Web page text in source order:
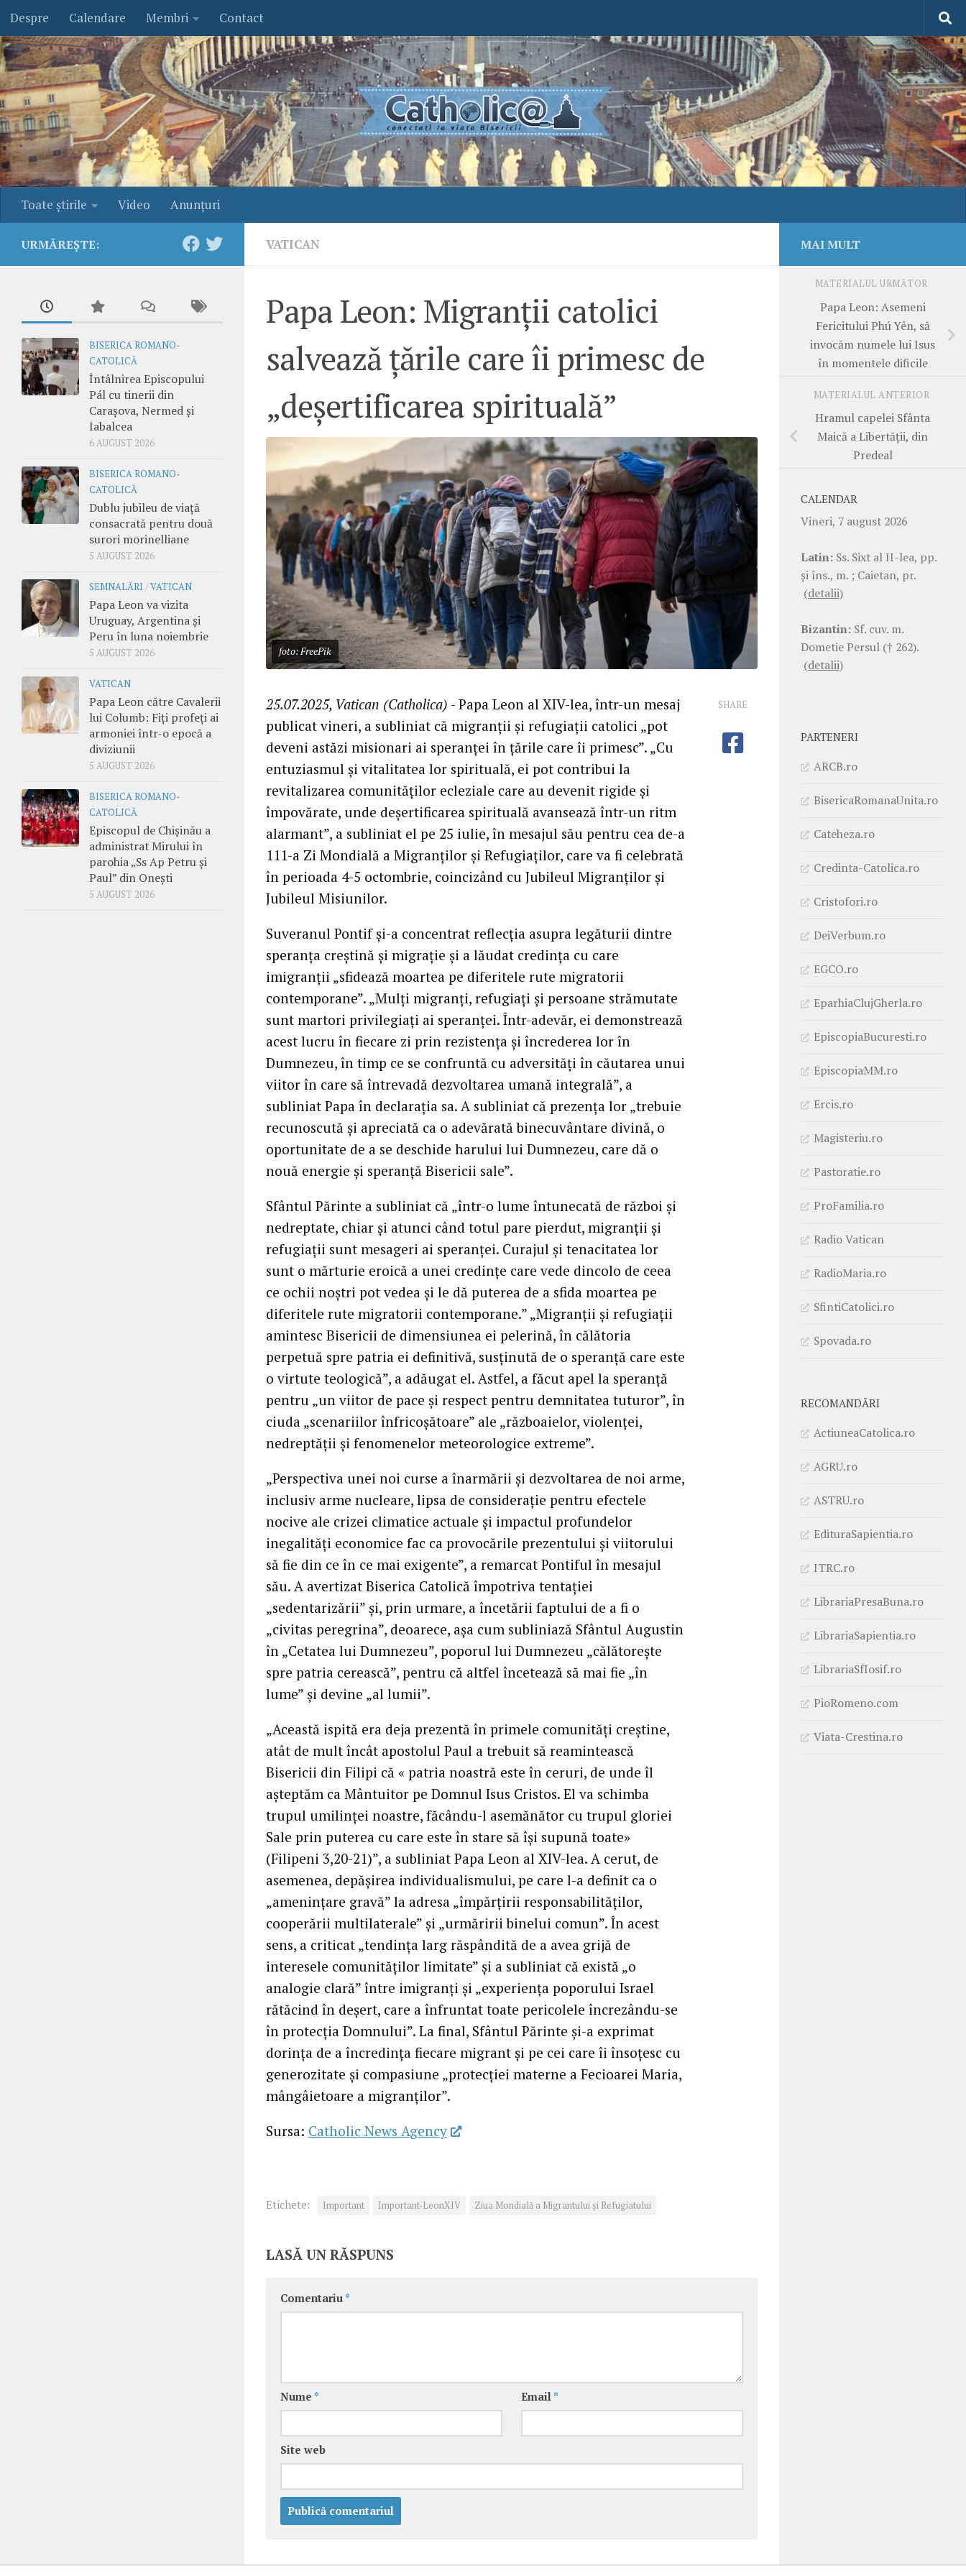
Skip to content
Despre Calendare Membri Contact
Toate ştirile Video Anunţuri
VATICAN
Papa Leon: Migranții catolici
salvează țările care îi primesc de
„deșertificarea spirituală”
foto: FreePik
25.07.2025, Vatican (Catholica) - Papa Leon al XIV-lea, într-un mesaj
publicat vineri, a subliniat că migranții și refugiații catolici „pot
deveni astăzi misionari ai speranței în țările care îi primesc”. „Cu
entuziasmul și vitalitatea lor spirituală, ei pot contribui la
revitalizarea comunităților ecleziale care au devenit rigide și
împovărate, unde deșertificarea spirituală avansează într-un ritm
alarmant”, a subliniat el pe 25 iulie, în mesajul său pentru cea de-a
111-a Zi Mondială a Migranților și Refugiaților, care va fi celebrată
în perioada 4-5 octombrie, coincizând cu Jubileul Migranților și
Jubileul Misiunilor.
Suveranul Pontif și-a concentrat reflecția asupra legăturii dintre
speranța creștină și migrație și a lăudat credința cu care
imigranții „sfidează moartea pe diferitele rute migratorii
contemporane”. „Mulți migranți, refugiați și persoane strămutate
sunt martori privilegiați ai speranței. Într-adevăr, ei demonstrează
acest lucru în fiecare zi prin rezistența și încrederea lor în
Dumnezeu, în timp ce se confruntă cu adversități în căutarea unui
viitor în care să întrevadă dezvoltarea umană integrală”, a
subliniat Papa în declarația sa. A subliniat că prezența lor „trebuie
recunoscută și apreciată ca o adevărată binecuvântare divină, o
oportunitate de a se deschide harului lui Dumnezeu, care dă o
nouă energie și speranță Bisericii sale”.
Sfântul Părinte a subliniat că „într-o lume întunecată de război și
nedreptate, chiar și atunci când totul pare pierdut, migranții și
refugiații sunt mesageri ai speranței. Curajul și tenacitatea lor
sunt o mărturie eroică a unei credințe care vede dincolo de ceea
ce ochii noștri pot vedea și le dă puterea de a sfida moartea pe
diferitele rute migratorii contemporane.” „Migranții și refugiații
amintesc Bisericii de dimensiunea ei pelerină, în călătoria
perpetuă spre patria ei definitivă, susținută de o speranță care este
o virtute teologică”, a adăugat el. Astfel, a făcut apel la speranță
pentru „un viitor de pace și respect pentru demnitatea tuturor”, în
ciuda „scenariilor înfricoșătoare” ale „războaielor, violenței,
nedreptății și fenomenelor meteorologice extreme”.
„Perspectiva unei noi curse a înarmării și dezvoltarea de noi arme,
inclusiv arme nucleare, lipsa de considerație pentru efectele
nocive ale crizei climatice actuale și impactul profundelor
inegalități economice fac ca provocările prezentului și viitorului
să fie din ce în ce mai exigente”, a remarcat Pontiful în mesajul
său. A avertizat Biserica Catolică împotriva tentației
„sedentarizării” și, prin urmare, a încetării faptului de a fi o
„civitas peregrina”, deoarece, așa cum subliniază Sfântul Augustin
în „Cetatea lui Dumnezeu”, poporul lui Dumnezeu „călătorește
spre patria cerească”, pentru că altfel încetează să mai fie „în
lume” și devine „al lumii”.
„Această ispită era deja prezentă în primele comunități creștine,
atât de mult încât apostolul Paul a trebuit să reamintească
Bisericii din Filipi că « patria noastră este în ceruri, de unde îl
așteptăm ca Mântuitor pe Domnul Isus Cristos. El va schimba
trupul umilinței noastre, făcându-l asemănător cu trupul gloriei
Sale prin puterea cu care este în stare să își supună toate»
(Filipeni 3,20-21)”, a subliniat Papa Leon al XIV-lea. A cerut, de
asemenea, depășirea individualismului, pe care l-a definit ca o
„amenințare gravă” la adresa „împărțirii responsabilităților,
cooperării multilaterale” și „urmăririi binelui comun”. În acest
sens, a criticat „tendința larg răspândită de a avea grijă de
interesele comunităților limitate” și a subliniat că există „o
analogie clară” între imigranți și „experiența poporului Israel
rătăcind în deșert, care a înfruntat toate pericolele încrezându-se
în protecția Domnului”. La final, Sfântul Părinte și-a exprimat
dorința de a încredința fiecare migrant și pe cei care îi însoțesc cu
generozitate și compasiune „protecției materne a Fecioarei Maria,
mângâietoare a migranților”.
Sursa: Catholic News Agency
SHARE
Etichete: Important Important-LeonXIV Ziua Mondială a Migrantului şi Refugiatului
LASĂ UN RĂSPUNS
Comentariu *
Nume * Email *
Site web
URMĂREȘTE:
BISERICA ROMANO-
CATOLICĂ
Întâlnirea Episcopului
Pál cu tinerii din
Carașova, Nermed și
Iabalcea
6 AUGUST 2026
BISERICA ROMANO-
CATOLICĂ
Dublu jubileu de viață
consacrată pentru două
surori morinelliane
5 AUGUST 2026
SEMNALĂRI /VATICAN
Papa Leon va vizita
Uruguay, Argentina și
Peru în luna noiembrie
5 AUGUST 2026
VATICAN
Papa Leon către Cavalerii
lui Columb: Fiți profeți ai
armoniei într-o epocă a
diviziunii
5 AUGUST 2026
BISERICA ROMANO-
CATOLICĂ
Episcopul de Chișinău a
administrat Mirului în
parohia „Ss Ap Petru și
Paul” din Onești
5 AUGUST 2026
MAI MULT
MATERIALUL URMĂTOR
Papa Leon: Asemeni
Fericitului Phú Yên, să
invocăm numele lui Isus
în momentele dificile
MATERIALUL ANTERIOR
Hramul capelei Sfânta
Maică a Libertății, din
Predeal
CALENDAR
Vineri, 7 august 2026
Latin: Ss. Sixt al II-lea, pp.
şi îns., m. ; Caietan, pr.
(detalii)
Bizantin: Sf. cuv. m.
Dometie Persul († 262).
(detalii)
PARTENERI
ARCB.ro
BisericaRomanaUnita.ro
Cateheza.ro
Credinta-Catolica.ro
Cristofori.ro
DeiVerbum.ro
EGCO.ro
EparhiaClujGherla.ro
EpiscopiaBucuresti.ro
EpiscopiaMM.ro
Ercis.ro
Magisteriu.ro
Pastoratie.ro
ProFamilia.ro
Radio Vatican
RadioMaria.ro
SfintiCatolici.ro
Spovada.ro
RECOMANDĂRI
ActiuneaCatolica.ro
AGRU.ro
ASTRU.ro
EdituraSapientia.ro
ITRC.ro
LibrariaPresaBuna.ro
LibrariaSapientia.ro
LibrariaSfIosif.ro
PioRomeno.com
Viata-Crestina.ro